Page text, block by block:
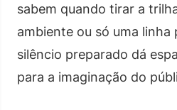
sabem quando tirar a
ambiente ou só uma linha
silêncio preparado dá
para a imaginação do